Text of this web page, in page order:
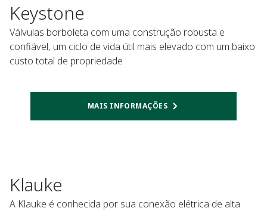
Keystone
Válvulas borboleta com uma construção robusta e
confiável, um ciclo de vida útil mais elevado com um baixo
custo total de propriedade
MAIS INFORMAÇÕES
Klauke
A Klauke é conhecida por sua conexão elétrica de alta